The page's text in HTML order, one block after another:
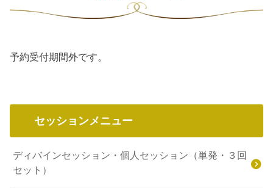
予約受付期間外です。
セッションメニュー
ディバインセッション・個人セッション（単発・３回
セット）